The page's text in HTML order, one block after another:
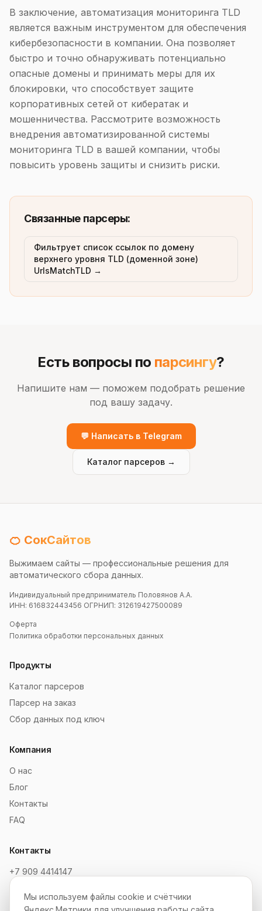
В заключение, автоматизация мониторинга TLD
является важным инструментом для обеспечения
кибербезопасности в компании. Она позволяет
быстро и точно обнаруживать потенциально
опасные домены и принимать меры для их
блокировки, что способствует защите
корпоративных сетей от кибератак и
мошенничества. Рассмотрите возможность
внедрения автоматизированной системы
мониторинга TLD в вашей компании, чтобы
повысить уровень защиты и снизить риски.
Связанные парсеры:
Фильтрует список ссылок по домену
верхнего уровня TLD (доменной зоне)
UrlsMatchTLD →
Есть вопросы по парсингу?
Напишите нам — поможем подобрать решение
под вашу задачу.
💬 Написать в Telegram
Каталог парсеров →
🍊 СокСайтов
Выжимаем сайты — профессиональные решения для
автоматического сбора данных.
Индивидуальный предприниматель Половянов А.А.
ИНН: 616832443456 ОГРНИП: 312619427500089
Оферта
Политика обработки персональных данных
Продукты
Каталог парсеров
Парсер на заказ
Сбор данных под ключ
Компания
О нас
Блог
Контакты
FAQ
Контакты
+7 909 4414147
Telegram: @SokSaitov_bot
Мы используем файлы cookie и счётчики